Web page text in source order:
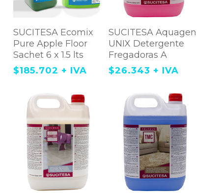
Agregar Al
Carrito
SUCITESA Ecomix
Pure Apple Floor
Sachet 6 x 1.5 lts
$185.702 + IVA
Agregar Al
Carrito
SUCITESA Aquagen
UNIX Detergente
Fregadoras A
$26.343 + IVA